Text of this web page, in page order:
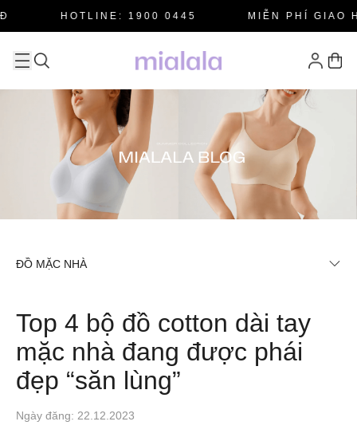
HOTLINE: 1900 0445 MIỄN PHÍ GIAO
ĐỒ MẶC NHÀ
Top 4 bộ đồ cotton dài tay
mặc nhà đang được phái
đẹp “săn lùng”
Ngày đăng: 22.12.2023